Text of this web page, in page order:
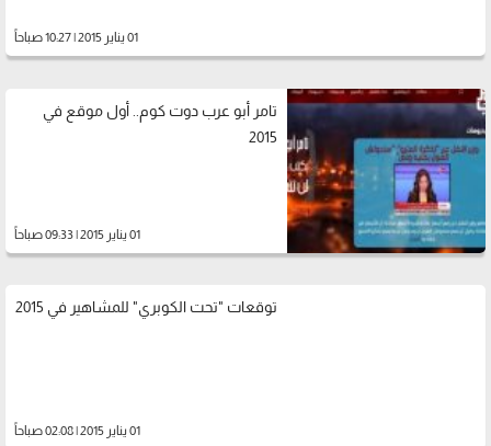
01 يناير 2015 | 10:27 صباحاً
تامر أبو عرب دوت كوم.. أول موقع في
2015
01 يناير 2015 | 09:33 صباحاً
توقعات "تحت الكوبري" للمشاهير في 2015
01 يناير 2015 | 02:08 صباحاً